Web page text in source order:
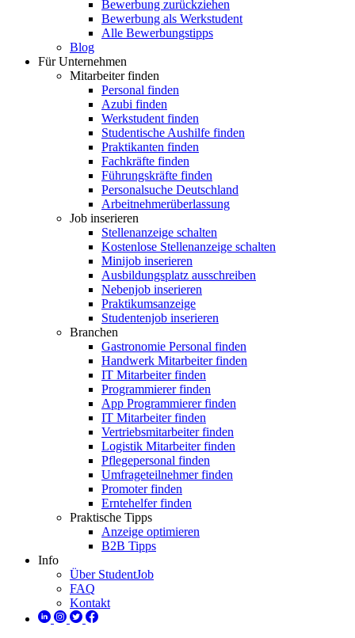
Bewerbung zurückziehen
Bewerbung als Werkstudent
Alle Bewerbungstipps
Blog
Für Unternehmen
Mitarbeiter finden
Personal finden
Azubi finden
Werkstudent finden
Studentische Aushilfe finden
Praktikanten finden
Fachkräfte finden
Führungskräfte finden
Personalsuche Deutschland
Arbeitnehmerüberlassung
Job inserieren
Stellenanzeige schalten
Kostenlose Stellenanzeige schalten
Minijob inserieren
Ausbildungsplatz ausschreiben
Nebenjob inserieren
Praktikumsanzeige
Studentenjob inserieren
Branchen
Gastronomie Personal finden
Handwerk Mitarbeiter finden
IT Mitarbeiter finden
Programmierer finden
App Programmierer finden
IT Mitarbeiter finden
Vertriebsmitarbeiter finden
Logistik Mitarbeiter finden
Pflegepersonal finden
Umfrageteilnehmer finden
Promoter finden
Erntehelfer finden
Praktische Tipps
Anzeige optimieren
B2B Tipps
Info
Über StudentJob
FAQ
Kontakt